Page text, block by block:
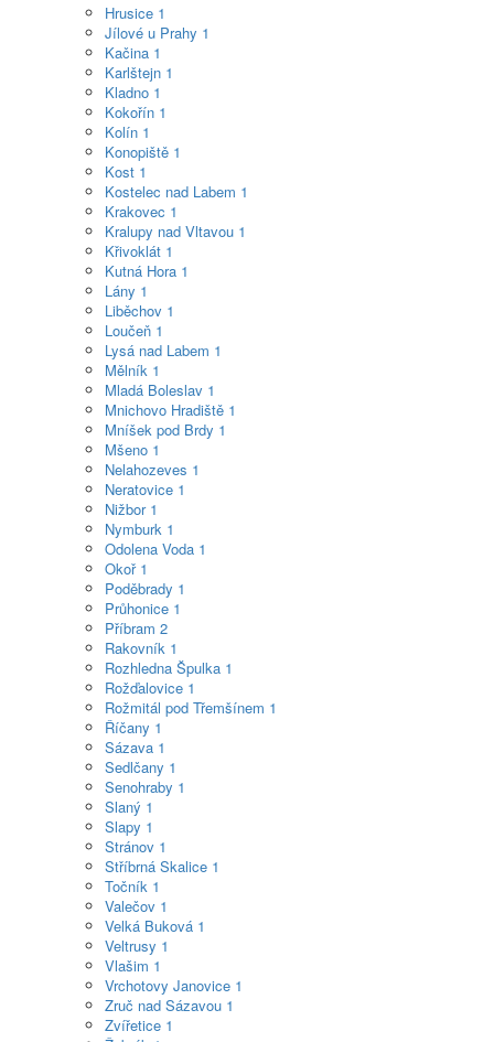
Hrusice 1
Jílové u Prahy 1
Kačina 1
Karlštejn 1
Kladno 1
Kokořín 1
Kolín 1
Konopiště 1
Kost 1
Kostelec nad Labem 1
Krakovec 1
Kralupy nad Vltavou 1
Křivoklát 1
Kutná Hora 1
Lány 1
Liběchov 1
Loučeň 1
Lysá nad Labem 1
Mělník 1
Mladá Boleslav 1
Mnichovo Hradiště 1
Mníšek pod Brdy 1
Mšeno 1
Nelahozeves 1
Neratovice 1
Nižbor 1
Nymburk 1
Odolena Voda 1
Okoř 1
Poděbrady 1
Průhonice 1
Příbram 2
Rakovník 1
Rozhledna Špulka 1
Rožďalovice 1
Rožmitál pod Třemšínem 1
Říčany 1
Sázava 1
Sedlčany 1
Senohraby 1
Slaný 1
Slapy 1
Stránov 1
Stříbrná Skalice 1
Točník 1
Valečov 1
Velká Buková 1
Veltrusy 1
Vlašim 1
Vrchotovy Janovice 1
Zruč nad Sázavou 1
Zvířetice 1